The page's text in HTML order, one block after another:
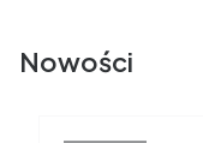
Nowości